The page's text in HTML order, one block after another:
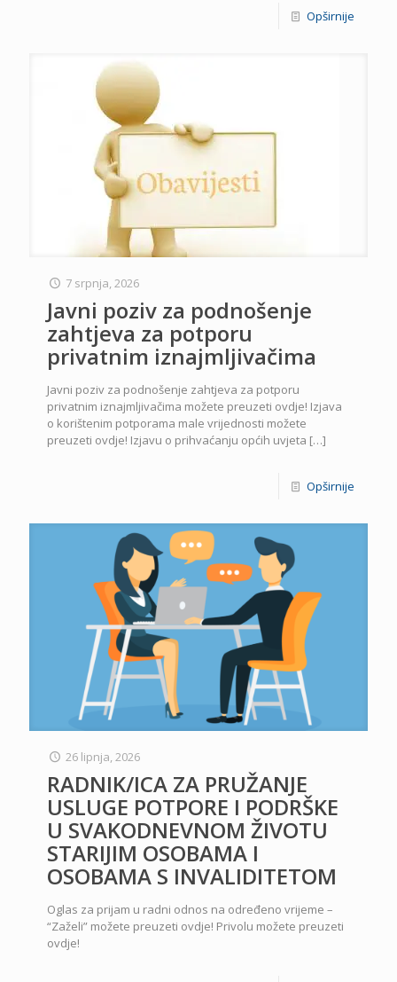
Opširnije
7 srpnja, 2026
Javni poziv za podnošenje
zahtjeva za potporu
privatnim iznajmljivačima
Javni poziv za podnošenje zahtjeva za potporu
privatnim iznajmljivačima možete preuzeti ovdje! Izjava
o korištenim potporama male vrijednosti možete
preuzeti ovdje! Izjavu o prihvaćanju općih uvjeta […]
Opširnije
26 lipnja, 2026
RADNIK/ICA ZA PRUŽANJE
USLUGE POTPORE I PODRŠKE
U SVAKODNEVNOM ŽIVOTU
STARIJIM OSOBAMA I
OSOBAMA S INVALIDITETOM
Oglas za prijam u radni odnos na određeno vrijeme –
“Zaželi” možete preuzeti ovdje! Privolu možete preuzeti
ovdje!